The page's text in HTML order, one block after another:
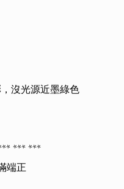
沒光源近墨綠色
*** ***
端正